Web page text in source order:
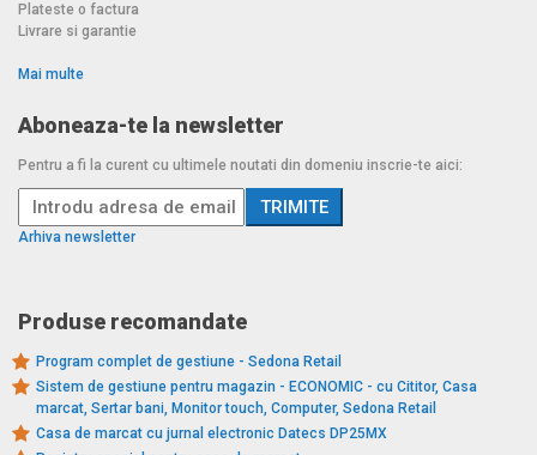
Plateste o factura
Livrare si garantie
Mai multe
Aboneaza-te la newsletter
Pentru a fi la curent cu ultimele noutati din domeniu inscrie-te aici:
Arhiva newsletter
Produse recomandate
Program complet de gestiune - Sedona Retail
Sistem de gestiune pentru magazin - ECONOMIC - cu Cititor, Casa
marcat, Sertar bani, Monitor touch, Computer, Sedona Retail
Casa de marcat cu jurnal electronic Datecs DP25MX